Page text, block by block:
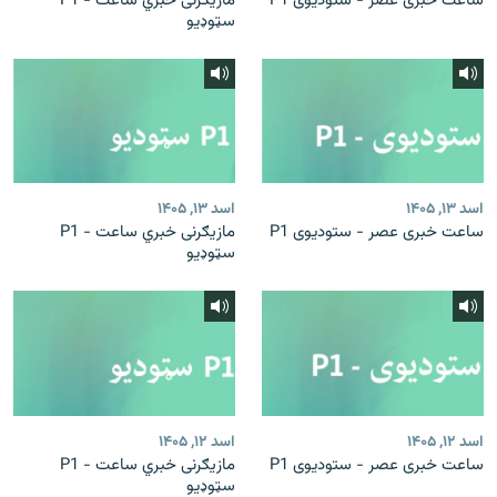
سټوډیو
اسد ۱۳, ۱۴۰۵
ساعت خبری عصر - ستودیوی P1
اسد ۱۳, ۱۴۰۵
مازیګرنی خبري ساعت - P1
سټوډیو
اسد ۱۲, ۱۴۰۵
ساعت خبری عصر - ستودیوی P1
اسد ۱۲, ۱۴۰۵
مازیګرنی خبري ساعت - P1
سټوډیو